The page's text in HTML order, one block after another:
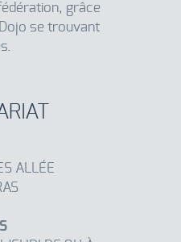
grâce
se trouvant
ALLÉE